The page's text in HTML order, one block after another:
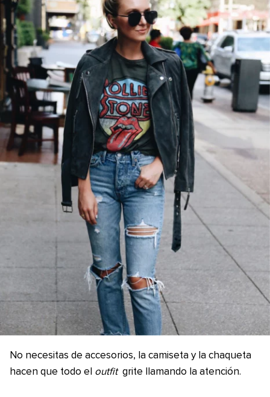
No necesitas de accesorios, la camiseta y la chaqueta
hacen que todo el outfit grite llamando la atención.